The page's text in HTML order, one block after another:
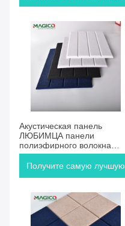
Акустическая панель
ЛЮБИМЦА панели
полиэфирного волокна
шумоподавления для
сейфа для здоровья
Получите самую лучшую